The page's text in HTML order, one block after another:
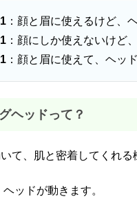
：顔と眉に使えるけど、
：顔にしか使えないけど
：顔と眉に使えて、ヘッ
ヘッドって？
て、肌と密着してくれる
ッドが動きます。